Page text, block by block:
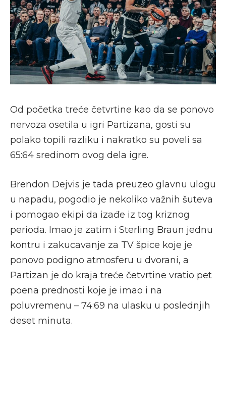
Od početka treće četvrtine kao da se ponovo
nervoza osetila u igri Partizana, gosti su
polako topili razliku i nakratko su poveli sa
65:64 sredinom ovog dela igre.
Brendon Dejvis je tada preuzeo glavnu ulogu
u napadu, pogodio je nekoliko važnih šuteva
i pomogao ekipi da izađe iz tog kriznog
perioda. Imao je zatim i Sterling Braun jednu
kontru i zakucavanje za TV špice koje je
ponovo podigno atmosferu u dvorani, a
Partizan je do kraja treće četvrtine vratio pet
poena prednosti koje je imao i na
poluvremenu – 74:69 na ulasku u poslednjih
deset minuta.